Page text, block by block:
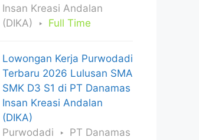
Insan Kreasi Andalan
(DIKA)
Full Time
Lowongan Kerja Purwodadi
Terbaru 2026 Lulusan SMA
SMK D3 S1 di PT Danamas
Insan Kreasi Andalan
(DIKA)
Purwodadi
PT Danamas